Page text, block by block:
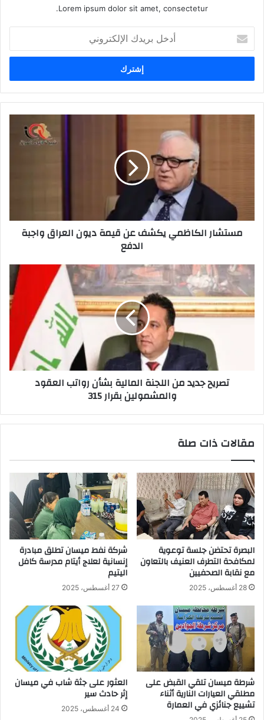
Lorem ipsum dolor sit amet, consectetur.
بريدك
الإلكتروني
الدفع
مستشار الكاظمي يكشف عن قيمة ديون العراق واجبة
الدفع
تصريح
جديد
من
اللجنة
المالية
والمشمولين
تصريح جديد من اللجنة المالية بشأن رواتب العقود
والمشمولين بقرار 315
مقالات ذات صلة
البصرة تحتضن جلسة توعوية
لمكافحة التطرف العنيف بالتعاون
مع نقابة الصحفيين
28 أغسطس، 2025
شركة نفط ميسان تطلق مبادرة
إنسانية لعلاج أيتام مدرسة كافل
اليتيم
27 أغسطس، 2025
شرطة ميسان تلقي القبض على
مطلقي العيارات النارية أثناء
تشييع جنائزي في العمارة
العثور على جثة شاب في ميسان
إثر حادث سير
24 أغسطس، 2025